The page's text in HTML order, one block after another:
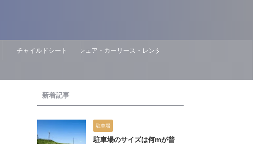
チャイルドシート カーシェア・カーリース・レンタカー
新着記事
駐車場
駐車場のサイズは何mが普